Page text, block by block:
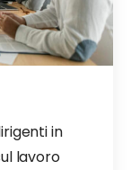
in
lavoro